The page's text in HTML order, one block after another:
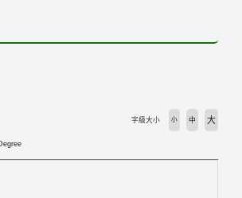
字級大小 小 中 大